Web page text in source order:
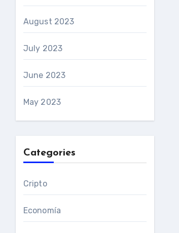
August 2023
July 2023
June 2023
May 2023
Categories
Cripto
Economía